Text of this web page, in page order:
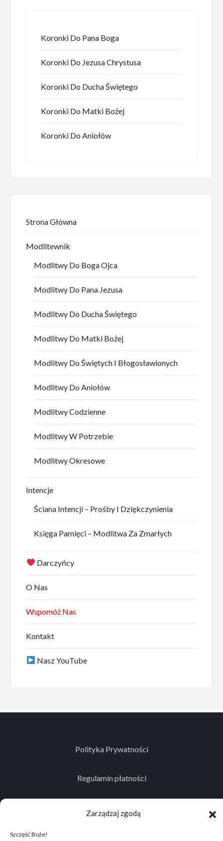
Zarządzaj zgodą
Szczęść Boże!
Koronki Do Pana Boga
Koronki Do Jezusa Chrystusa
Koronki Do Ducha Świętego
Koronki Do Matki Bożej
Koronki Do Aniołów
Strona Główna
Modlitewnik
Modlitwy Do Boga Ojca
Modlitwy Do Pana Jezusa
Modlitwy Do Ducha Świętego
Modlitwy Do Matki Bożej
Modlitwy Do Świętych I Błogosławionych
Modlitwy Do Aniołów
Modlitwy Codzienne
Modlitwy W Potrzebie
Modlitwy Okresowe
Intencje
Ściana Intencji – Prośby I Dziękczynienia
Księga Pamięci – Modlitwa Za Zmarłych
Darczyńcy
O Nas
Wspomóż Nas
Kontakt
Nasz YouTube
Polityka Prywatności
Regulamin płatności